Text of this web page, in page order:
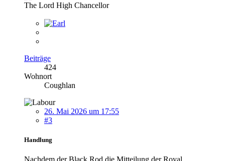
The Lord High Chancellor
Beiträge
424
Wohnort
Coughlan
26. Mai 2026 um 17:55
#3
Handlung
Nachdem der Black Rod die Mitteilung der Royal